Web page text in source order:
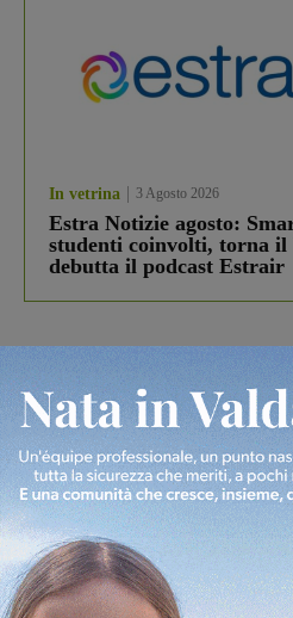
In vetrina 3 Agosto 2026
Estra Notizie agosto:
studenti coinvolti, torna il
debutta il podcast Estrair
Più lette
Figline Incisa Valdarno 1 Agosto
Piscina di Figline
Pnrr, il gruppo di Fratelli
ringraziamento al
Cronaca 4 Agosto 2026